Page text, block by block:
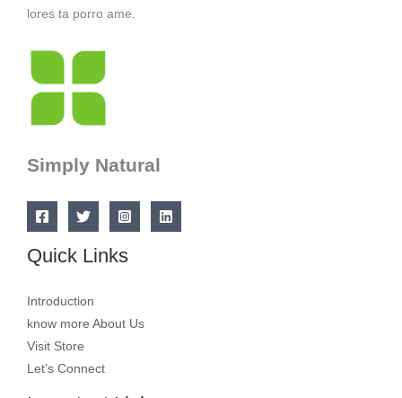
lores ta porro ame.
Simply Natural
Quick Links
Introduction
know more About Us
Visit Store
Let’s Connect